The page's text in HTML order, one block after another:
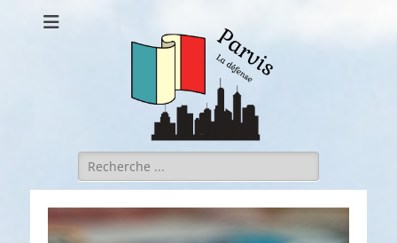
Parvis la defense
Rechercher :